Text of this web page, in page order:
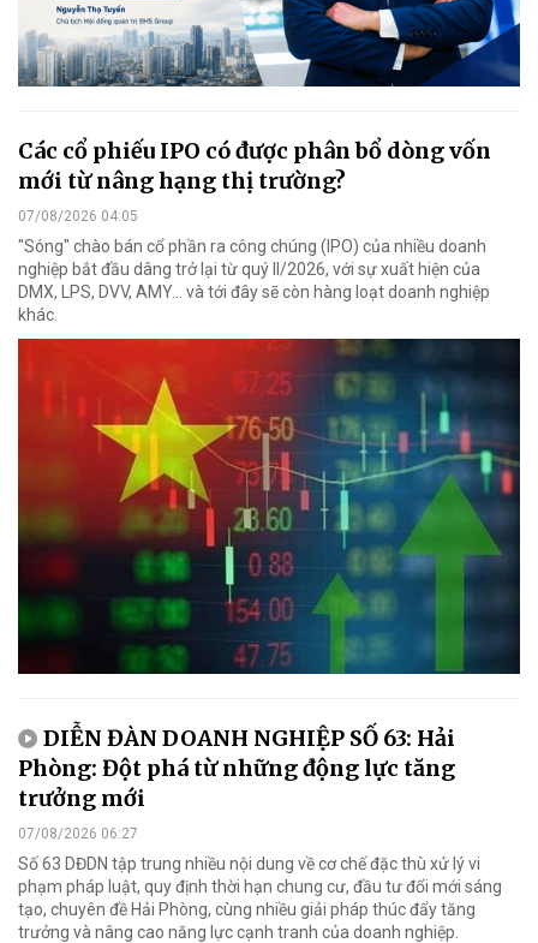
Các cổ phiếu IPO có được phân bổ dòng vốn
mới từ nâng hạng thị trường?
07/08/2026 04:05
"Sóng" chào bán cổ phần ra công chúng (IPO) của nhiều doanh
nghiệp bắt đầu dâng trở lại từ quý II/2026, với sự xuất hiện của
DMX, LPS, DVV, AMY... và tới đây sẽ còn hàng loạt doanh nghiệp
khác.
DIỄN ĐÀN DOANH NGHIỆP SỐ 63: Hải
Phòng: Đột phá từ những động lực tăng
trưởng mới
07/08/2026 06:27
Số 63 DĐDN tập trung nhiều nội dung về cơ chế đặc thù xử lý vi
phạm pháp luật, quy định thời hạn chung cư, đầu tư đổi mới sáng
tạo, chuyên đề Hải Phòng, cùng nhiều giải pháp thúc đẩy tăng
trưởng và nâng cao năng lực cạnh tranh của doanh nghiệp.